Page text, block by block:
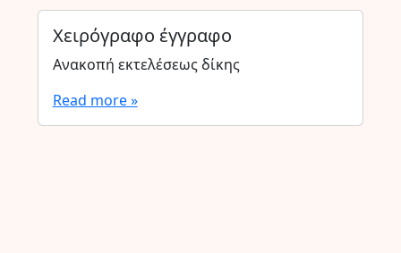
Χειρόγραφο έγγραφο
Ανακοπή εκτελέσεως δίκης
Read more »